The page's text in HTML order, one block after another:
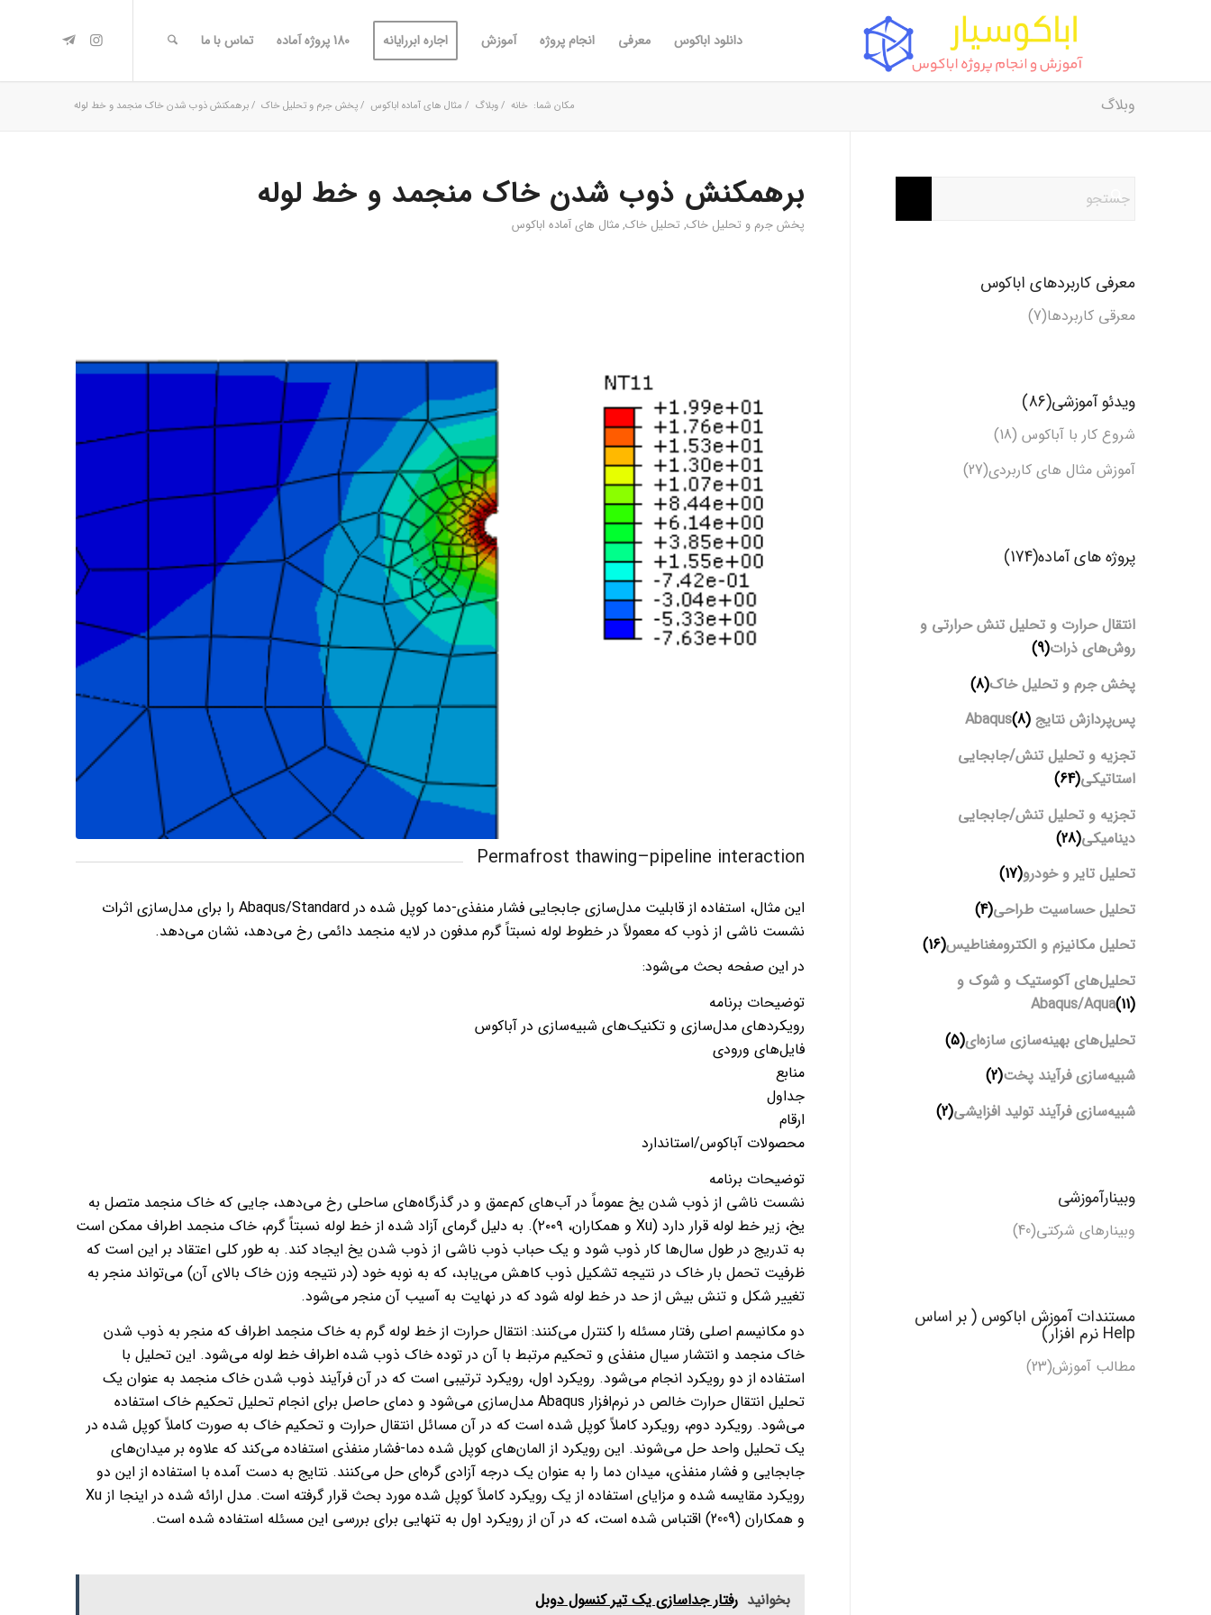
دانلود اباکوس معرفی انجام پروژه آموزش اجاره ابررایانه 180 پروژه آماده تماس با ما
وبلاگ مکان شما: خانه /وبلاگ / مثال های آماده اباکوس /پخش جرم و تحلیل خاک /برهمکنش ذوب شدن خاک منجمد و خط لوله
برهمکنش ذوب شدن خاک منجمد و خط لوله
پخش جرم و تحلیل خاک, تحلیل خاک,مثال های آماده اباکوس
Permafrost thawing–pipeline interaction
این مثال، استفاده از قابلیت مدل‌سازی جابجایی فشار منفذی-دما کوپل شده در Abaqus/Standard را برای مدل‌سازی اثرات
نشست ناشی از ذوب که معمولاً در خطوط لوله نسبتاً گرم مدفون در لایه منجمد دائمی رخ می‌دهد، نشان می‌دهد.
در این صفحه بحث می‌شود:
توضیحات برنامه
رویکردهای مدل‌سازی و تکنیک‌های شبیه‌سازی در آباکوس
فایل‌های ورودی
منابع
جداول
ارقام
محصولات آباکوس/استاندارد
توضیحات برنامه
نشست ناشی از ذوب شدن یخ عموماً در آب‌های کم‌عمق و در گذرگاه‌های ساحلی رخ می‌دهد، جایی که خاک منجمد متصل به
یخ، زیر خط لوله قرار دارد (Xu و همکاران، ۲۰۰۹). به دلیل گرمای آزاد شده از خط لوله نسبتاً گرم، خاک منجمد اطراف ممکن است
به تدریج در طول سال‌ها کار ذوب شود و یک حباب ذوب ناشی از ذوب شدن یخ ایجاد کند. به طور کلی اعتقاد بر این است که
ظرفیت تحمل بار خاک در نتیجه تشکیل ذوب کاهش می‌یابد، که به نوبه خود (در نتیجه وزن خاک بالای آن) می‌تواند منجر به
تغییر شکل و تنش بیش از حد در خط لوله شود که در نهایت به آسیب آن منجر می‌شود.
دو مکانیسم اصلی رفتار مسئله را کنترل می‌کنند: انتقال حرارت از خط لوله گرم به خاک منجمد اطراف که منجر به ذوب شدن
خاک منجمد و انتشار سیال منفذی و تحکیم مرتبط با آن در توده خاک ذوب شده اطراف خط لوله می‌شود. این تحلیل با
استفاده از دو رویکرد انجام می‌شود. رویکرد اول، رویکرد ترتیبی است که در آن فرآیند ذوب شدن خاک منجمد به عنوان یک
تحلیل انتقال حرارت خالص در نرم‌افزار Abaqus مدل‌سازی می‌شود و دمای حاصل برای انجام تحلیل تحکیم خاک استفاده
می‌شود. رویکرد دوم، رویکرد کاملاً کوپل شده است که در آن مسائل انتقال حرارت و تحکیم خاک به صورت کاملاً کوپل شده در
یک تحلیل واحد حل می‌شوند. این رویکرد از المان‌های کوپل شده دما-فشار منفذی استفاده می‌کند که علاوه بر میدان‌های
جابجایی و فشار منفذی، میدان دما را به عنوان یک درجه آزادی گره‌ای حل می‌کنند. نتایج به دست آمده با استفاده از این دو
رویکرد مقایسه شده و مزایای استفاده از یک رویکرد کاملاً کوپل شده مورد بحث قرار گرفته است. مدل ارائه شده در اینجا از Xu
و همکاران (2009) اقتباس شده است، که در آن از رویکرد اول به تنهایی برای بررسی این مسئله استفاده شده است.
بخوانید رفتار جداسازی یک تیر کنسول دوبل
معرفی کاربردهای اباکوس
معرقی کاربردها(7)
ویدئو آموزشی(86)
شروع کار با آباکوس (18)
آموزش مثال های کاربردی(27)
پروژه های آماده(174)
انتقال حرارت و تحلیل تنش حرارتی و
روش‌های ذرات(9)
پخش جرم و تحلیل خاک(8)
پس‌پردازش نتایج Abaqus (8)
تجزیه و تحلیل تنش/جابجایی
استاتیکی(64)
تجزیه و تحلیل تنش/جابجایی
دینامیکی(28)
تحلیل تایر و خودرو(17)
تحلیل حساسیت طراحی(4)
تحلیل مکانیزم و الکترومغناطیس(16)
تحلیل‌های آکوستیک و شوک و
Abaqus/Aqua(11)
تحلیل‌های بهینه‌سازی سازه‌ای(5)
شبیه‌سازی فرآیند پخت(2)
شبیه‌سازی فرآیند تولید افزایشی(2)
وبینارآموزشی
وبینارهای شرکتی(40)
مستندات آموزش اباکوس ( بر اساس
Help نرم افزار)
مطالب آموزش(23)